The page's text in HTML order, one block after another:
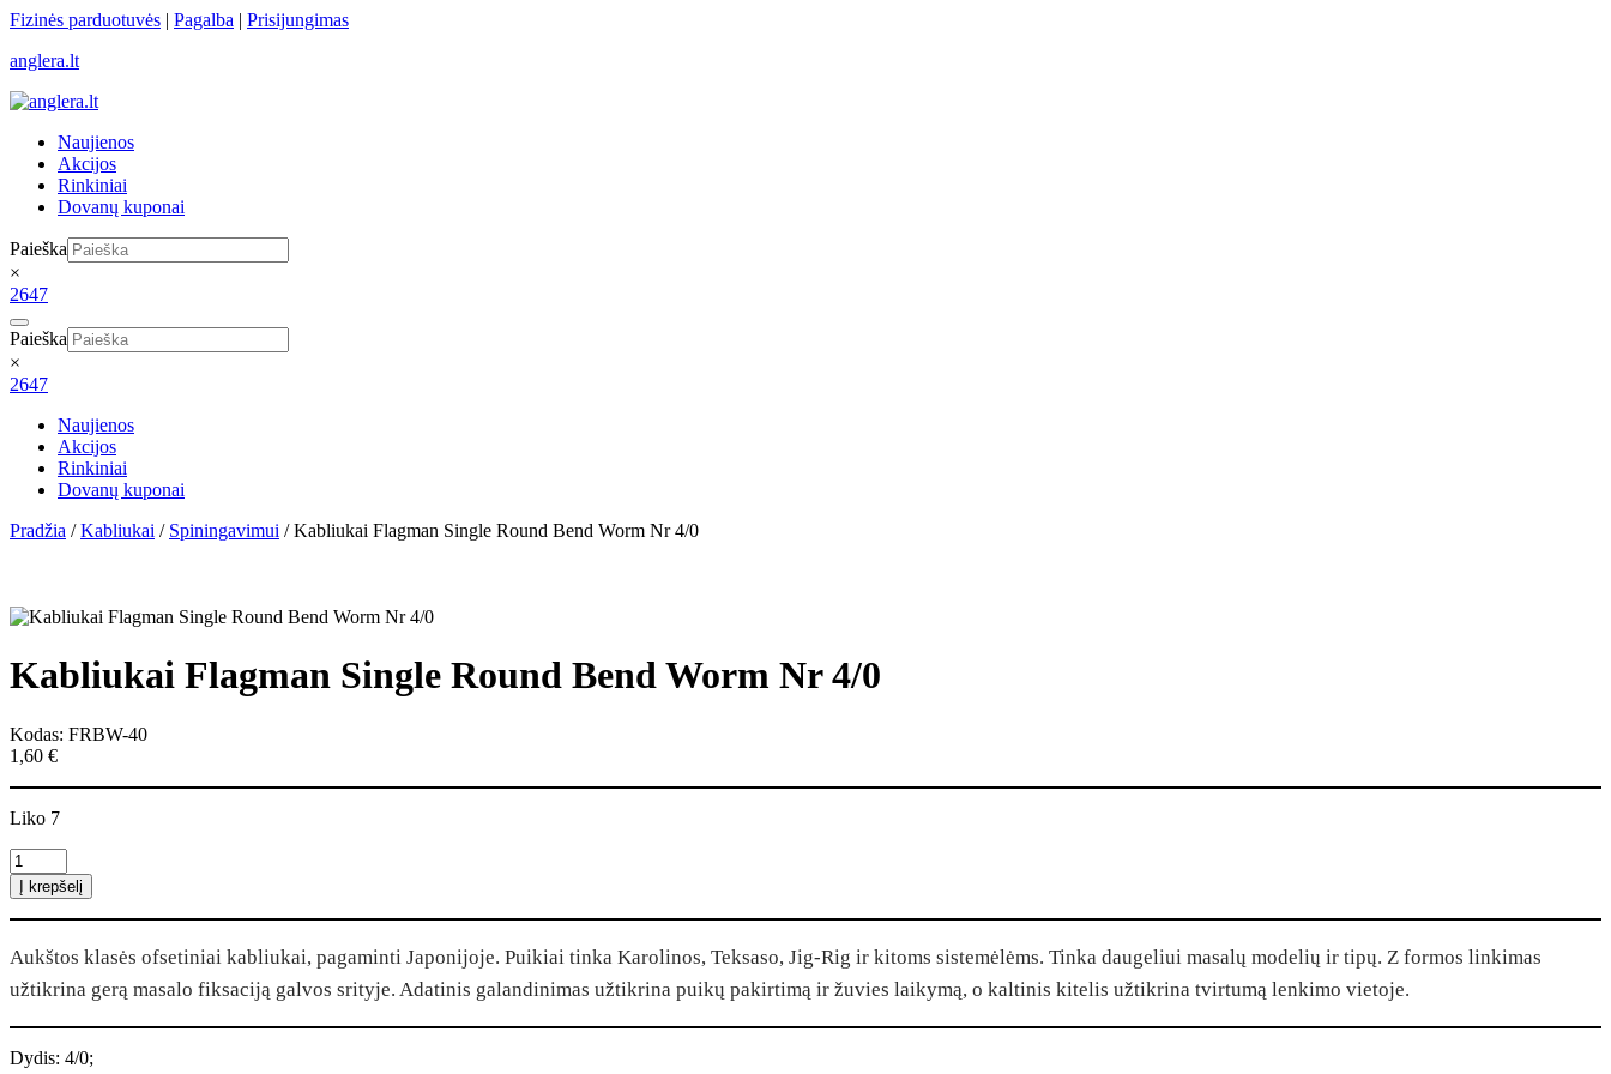
Skip
content
Fizinės parduotuvės | Pagalba | Prisijungimas
anglera.lt
Naujienos
Akcijos
Rinkiniai
Dovanų kuponai
Paieška
×
2647
Paieška
×
2647
Naujienos
Akcijos
Rinkiniai
Dovanų kuponai
Pradžia /Kabliukai / Spiningavimui / Kabliukai Flagman Single Round Bend Worm Nr 4/0
Kabliukai Flagman Single Round Bend Worm Nr 4/0
Kodas: FRBW-40
1,60 €
Liko 7
produkto
kiekis:
Kabliukai
Flagman
Round
Bend
Nr
4/0
Į krepšelį
Aukštos klasės ofsetiniai kabliukai, pagaminti Japonijoje. Puikiai tinka Karolinos, Teksaso, Jig-Rig ir kitoms sistemėlėms. Tinka daugeliui masalų modelių ir tipų. Z formos linkimas
užtikrina gerą masalo fiksaciją galvos srityje. Adatinis galandinimas užtikrina puikų pakirtimą ir žuvies laikymą, o kaltinis kitelis užtikrina tvirtumą lenkimo vietoje.
Dydis: 4/0;